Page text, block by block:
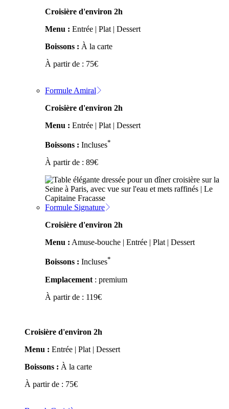
Croisière d'environ 2h
Menu : Entrée | Plat | Dessert
Boissons : À la carte
À partir de : 75€
Formule Amiral
Croisière d'environ 2h
Menu : Entrée | Plat | Dessert
Boissons : Incluses*
À partir de : 89€
Formule Signature
Croisière d'environ 2h
Menu : Amuse-bouche | Entrée | Plat | Dessert
Boissons : Incluses*
Emplacement : premium
À partir de : 119€
Croisière d'environ 2h
Menu : Entrée | Plat | Dessert
Boissons : À la carte
À partir de : 75€